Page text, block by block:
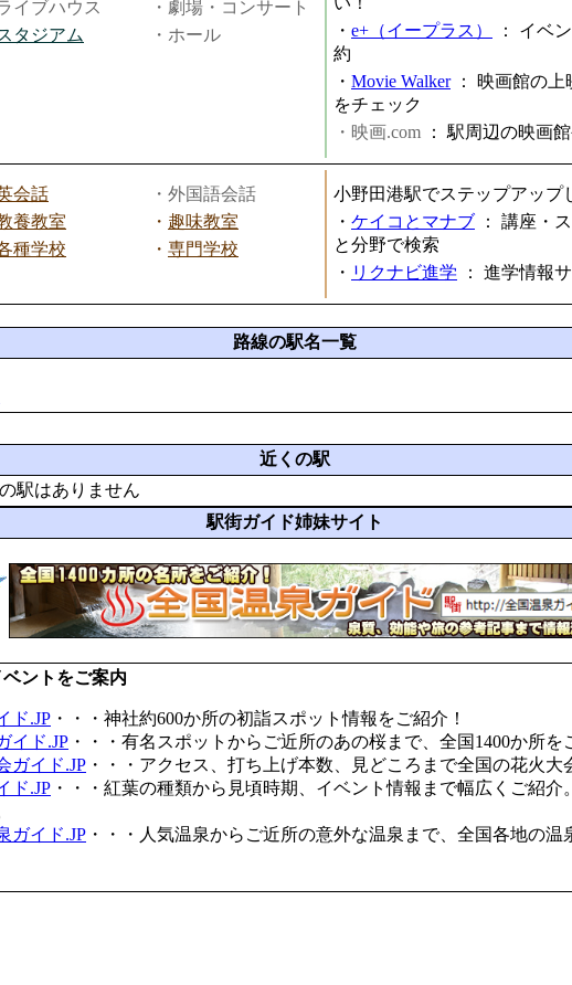
イブハウス
・劇場・コンサート
タジアム ・ホール
・ e+（イープラス） ： イベ
約
・ Movie Walker： 映画館の上
をチェック
・映画.com ： 駅周辺の映画
会話
・外国語会話
養教室 ・ 趣味教室
種学校 ・ 専門学校
小野田港駅でステップアップ
・ ケイコとマナブ ： 講座・
と分野で検索
・ リクナビ進学 ： 進学情報
路線の駅名一覧
近くの駅
駅はありません
駅街ガイド姉妹サイト
ントをご案内
ド.JP ・・・神社約600か所の初詣スポット情報をご紹介！
イド.JP ・・・有名スポットからご近所のあの桜まで、全国1400か所を
ガイド.JP ・・・アクセス、打ち上げ本数、見どころまで全国の花火大
ド.JP ・・・紅葉の種類から見頃時期、イベント情報まで幅広くご紹介
ガイド.JP ・・・人気温泉からご近所の意外な温泉まで、全国各地の温